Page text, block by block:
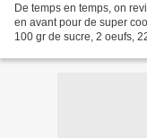
De temps en temps, on
en avant pour de super
100 gr de sucre, 2 oeufs,